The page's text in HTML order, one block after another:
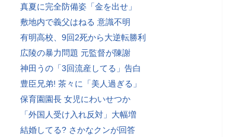
真夏に完全防備姿「金を出せ」
敷地内で義父はねる 意識不明
有明高校、9回2死から大逆転勝利
広陵の暴力問題 元監督が陳謝
神田うの「3回流産してる」告白
豊臣兄弟! 茶々に「美人過ぎる」
保育園園長 女児にわいせつか
「外国人受け入れ反対」大幅増
結婚してる? さかなクンが回答